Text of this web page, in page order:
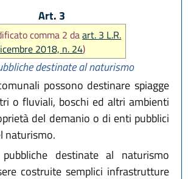
Art. 3
comma 2 daart. 3 L.R.
2018, n. 24)
destinate al naturismo
possono destinare spiagge
o fluviali, boschi ed altri ambienti
del demanio o di enti pubblici
naturismo.
destinate al naturismo
costruite semplici infrastrutture